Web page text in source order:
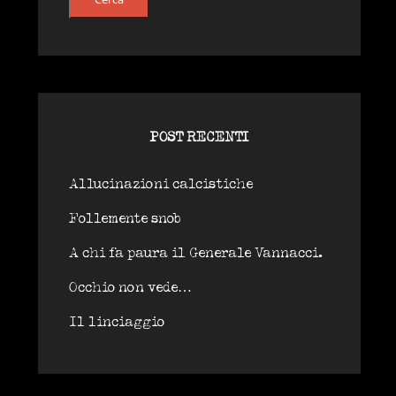
POST RECENTI
Allucinazioni calcistiche
Follemente snob
A chi fa paura il Generale Vannacci.
Occhio non vede…
Il linciaggio